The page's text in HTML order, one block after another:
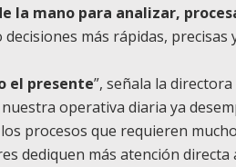
la mano para analizar,
más rápidas, precisas
el presente”, señala la
nuestra operativa diaria ya
procesos que requieren
dediquen más atención directa